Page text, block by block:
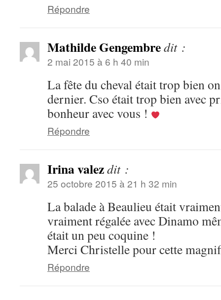
Répondre
Mathilde Gengembredit :
2 mai 2015 à 6 h 40 min
La fête du cheval était trop bien
dernier. Cso était trop bien avec
bonheur avec vous !
Répondre
Irina valezdit :
25 octobre 2015 à 21 h 32 min
La balade à Beaulieu était
vraiment régalée avec Dinamo
était un peu coquine !
Merci Christelle pour cette
Répondre